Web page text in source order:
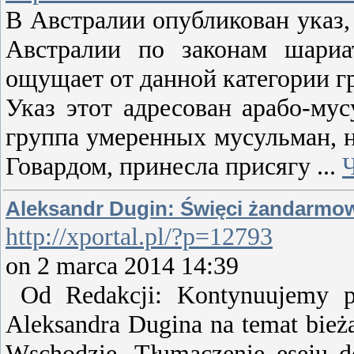
В Австралии опубликован
Австралии по законам
ощущает от данной категории
Указ этот адресован арабо-
группа умеренных мусульман,
Говардом, принесла присягу ...
Aleksandr Dugin: Święci
http://xportal.pl/?p=12793
on 2 marca 2014 14:39
Od Redakcji: Kontynuujemy
Aleksandra Dugina na temat